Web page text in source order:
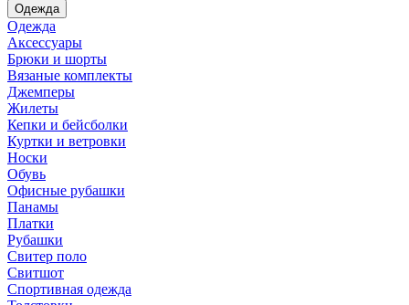
Одежда
Одежда
Аксессуары
Брюки и шорты
Вязаные комплекты
Джемперы
Жилеты
Кепки и бейсболки
Куртки и ветровки
Носки
Обувь
Офисные рубашки
Панамы
Платки
Рубашки
Свитер поло
Свитшот
Спортивная одежда